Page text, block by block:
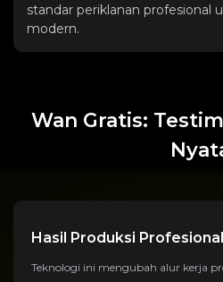
standar periklanan profesional
modern.
Wan Gratis:
Hasil Produksi Profesional
Teknologi ini mengubah alur kerja